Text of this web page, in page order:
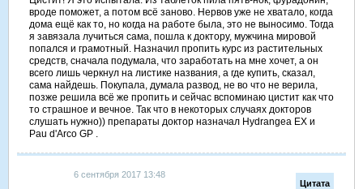
вроде поможет, а потом всё заново. Нервов уже не хватало, когда
дома ещё как то, но когда на работе была, это не выносимо. Тогда
я завязала лучиться сама, пошла к доктору, мужчина мировой
попался и грамотный. Назначил пропить курс из растительных
средств, сначала подумала, что заработать на мне хочет, а он
всего лишь черкнул на листике названия, а где купить, сказал,
сама найдешь. Покупала, думала развод, не во что не верила,
позже решила всё же пропить и сейчас вспоминаю цистит как что
то страшное и вечное. Так что в некоторых случаях докторов
слушать нужно)) препараты доктор назначал Hydrangea EX и
Pau d'Arco GP .
Цитата
6 сентября 2017 13:48